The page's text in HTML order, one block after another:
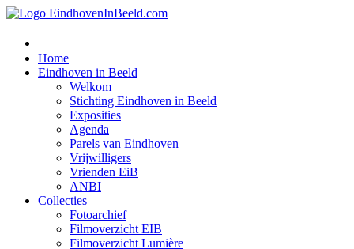
Home
Eindhoven in Beeld
Welkom
Stichting Eindhoven in Beeld
Exposities
Agenda
Parels van Eindhoven
Vrijwilligers
Vrienden EiB
ANBI
Collecties
Fotoarchief
Filmoverzicht EIB
Filmoverzicht Lumière